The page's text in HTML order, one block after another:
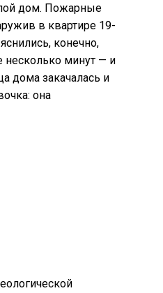
дом. Пожарные
в квартире 19-
конечно,
несколько минут — и
дома закачалась и
она